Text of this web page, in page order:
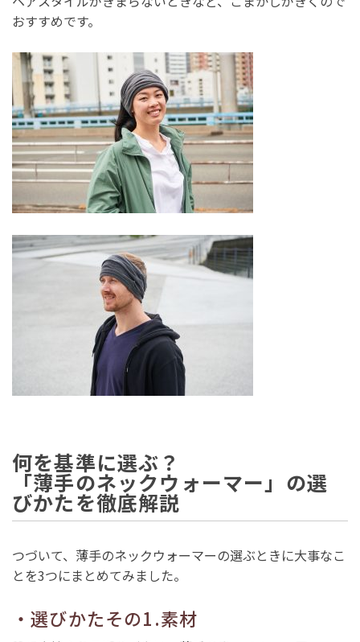
おすすめです。
何を基準に選ぶ？
「薄手のネックウォーマー」の選
びかたを徹底解説
つづいて、薄手のネックウォーマーの選ぶときに大事なこ
とを3つにまとめてみました。
・選びかたその1.素材